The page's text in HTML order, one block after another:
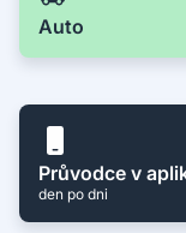
Auto
Průvodce v
den po dni